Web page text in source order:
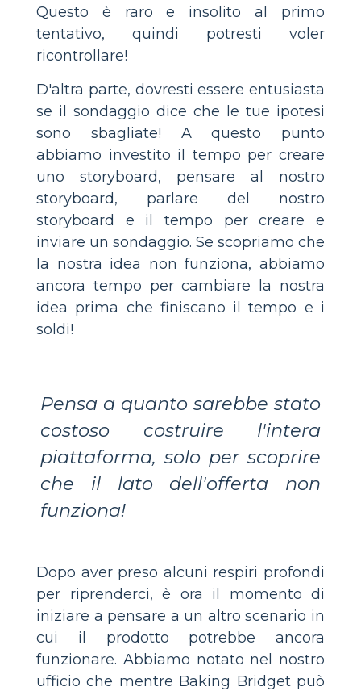
Questo è raro e insolito al primo
tentativo, quindi potresti voler
ricontrollare!
D'altra parte, dovresti essere entusiasta
se il sondaggio dice che le tue ipotesi
sono sbagliate! A questo punto
abbiamo investito il tempo per creare
uno storyboard, pensare al nostro
storyboard, parlare del nostro
storyboard e il tempo per creare e
inviare un sondaggio. Se scopriamo che
la nostra idea non funziona, abbiamo
ancora tempo per cambiare la nostra
idea prima che finiscano il tempo e i
soldi!
Pensa a quanto sarebbe stato
costoso costruire l'intera
piattaforma, solo per scoprire
che il lato dell'offerta non
funziona!
Dopo aver preso alcuni respiri profondi
per riprenderci, è ora il momento di
iniziare a pensare a un altro scenario in
cui il prodotto potrebbe ancora
funzionare. Abbiamo notato nel nostro
ufficio che mentre Baking Bridget può